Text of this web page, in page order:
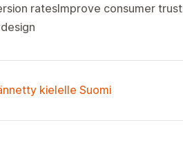
ratesImprove consumer trust
kielelle Suomi